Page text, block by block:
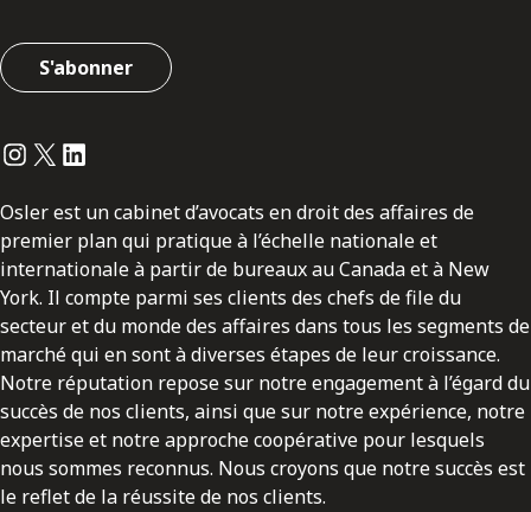
S'abonner
Instagram
Twitter
LinkedIn
Osler est un cabinet d’avocats en droit des affaires de
premier plan qui pratique à l’échelle nationale et
internationale à partir de bureaux au Canada et à New
York. Il compte parmi ses clients des chefs de file du
secteur et du monde des affaires dans tous les segments de
marché qui en sont à diverses étapes de leur croissance.
Notre réputation repose sur notre engagement à l’égard du
succès de nos clients, ainsi que sur notre expérience, notre
expertise et notre approche coopérative pour lesquels
nous sommes reconnus. Nous croyons que notre succès est
le reflet de la réussite de nos clients.